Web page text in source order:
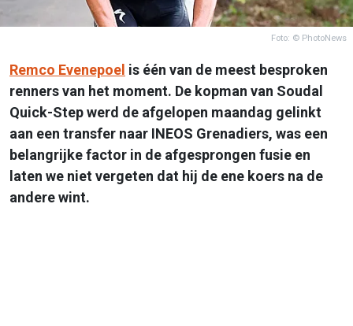
Foto: © PhotoNews
Remco Evenepoel is één van de meest besproken
renners van het moment. De kopman van Soudal
Quick-Step werd de afgelopen maandag gelinkt
aan een transfer naar INEOS Grenadiers, was een
belangrijke factor in de afgesprongen fusie en
laten we niet vergeten dat hij de ene koers na de
andere wint.